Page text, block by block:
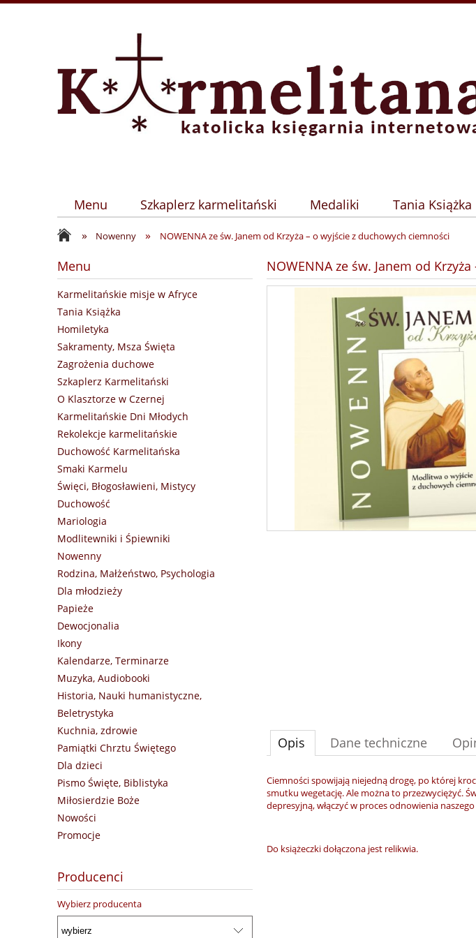
Menu Szkaplerz karmelitański Medaliki Tania Książka
» Nowenny » NOWENNA ze św. Janem od Krzyża – o wyjście z duchowych ciemności
Menu
Karmelitańskie misje w Afryce
Tania Książka
Homiletyka
Sakramenty, Msza Święta
Zagrożenia duchowe
Szkaplerz Karmelitański
O Klasztorze w Czernej
Karmelitańskie Dni Młodych
Rekolekcje karmelitańskie
Duchowość Karmelitańska
Smaki Karmelu
Święci, Błogosławieni, Mistycy
Duchowość
Mariologia
Modlitewniki i Śpiewniki
Nowenny
Rodzina, Małżeństwo, Psychologia
Dla młodzieży
Papieże
Dewocjonalia
Ikony
Kalendarze, Terminarze
Muzyka, Audiobooki
Historia, Nauki humanistyczne,
Beletrystyka
Kuchnia, zdrowie
Pamiątki Chrztu Świętego
Dla dzieci
Pismo Święte, Biblistyka
Miłosierdzie Boże
Nowości
Promocje
Producenci
Wybierz producenta
NOWENNA ze św. Janem od
Opis Dane techniczne
Ciemności spowijają niejedną drogę, po której
smutku wegetację. Ale można to przezwyciężyć.
depresyjną, włączyć w proces odnowienia
Do książeczki dołączona jest relikwia.